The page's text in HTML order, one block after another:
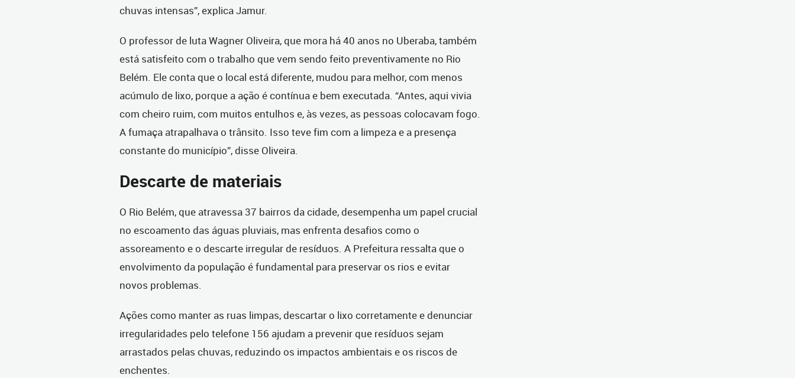
chuvas intensas”, explica Jamur.
O professor de luta Wagner Oliveira, que mora há 40 anos no Uberaba, também
está satisfeito com o trabalho que vem sendo feito preventivamente no Rio
Belém. Ele conta que o local está diferente, mudou para melhor, com menos
acúmulo de lixo, porque a ação é contínua e bem executada. “Antes, aqui vivia
com cheiro ruim, com muitos entulhos e, às vezes, as pessoas colocavam fogo.
A fumaça atrapalhava o trânsito. Isso teve fim com a limpeza e a presença
constante do município”, disse Oliveira.
Descarte de materiais
O Rio Belém, que atravessa 37 bairros da cidade, desempenha um papel crucial
no escoamento das águas pluviais, mas enfrenta desafios como o
assoreamento e o descarte irregular de resíduos. A Prefeitura ressalta que o
envolvimento da população é fundamental para preservar os rios e evitar
novos problemas.
Ações como manter as ruas limpas, descartar o lixo corretamente e denunciar
irregularidades pelo telefone 156 ajudam a prevenir que resíduos sejam
arrastados pelas chuvas, reduzindo os impactos ambientais e os riscos de
enchentes.